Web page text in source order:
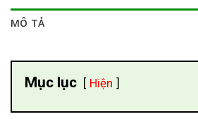
MÔ TẢ
Mục lục Hiện